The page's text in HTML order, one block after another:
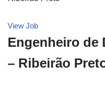
View Job
Engenheiro de
– Ribeirão